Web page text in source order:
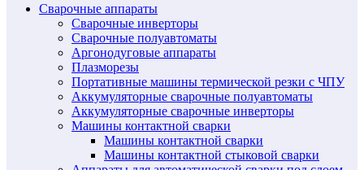
Сварочные аппараты
Сварочные инверторы
Сварочные полуавтоматы
Аргонодуговые аппараты
Плазморезы
Портативные машины термической резки с ЧПУ
Аккумуляторные сварочные полуавтоматы
Аккумуляторные сварочные инверторы
Машины контактной сварки
Машины контактной сварки
Машины контактной стыковой сварки